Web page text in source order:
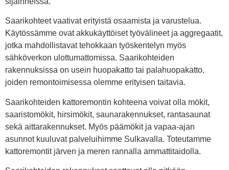
Saarikohteet vaativat erityistä osaamista ja varustelua.
Käytössämme ovat akkukäyttöiset työvälineet ja aggregaatit,
jotka mahdollistavat tehokkaan työskentelyn myös
sähköverkon ulottumattomissa. Saarikohteiden
rakennuksissa on usein huopakatto tai palahuopakatto,
joiden remontoimisessa olemme erityisen taitavia.
Saarikohteiden kattoremontin kohteena voivat olla mökit,
saaristomökit, hirsimökit, saunarakennukset, rantasaunat
sekä aittarakennukset. Myös päämökit ja vapaa-ajan
asunnot kuuluvat palveluihimme Sulkavalla. Toteutamme
kattoremontit järven ja meren rannalla ammattitaidolla.